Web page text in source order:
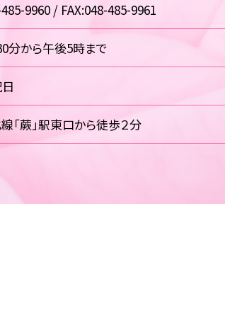
9960 / FAX:048-485-9961
分から午後5時まで
「蕨」駅東口から徒歩２分